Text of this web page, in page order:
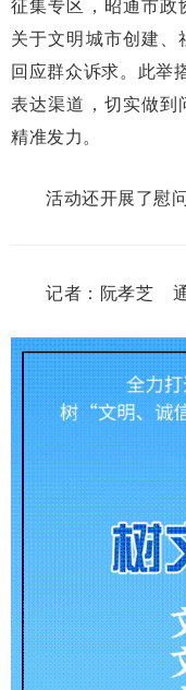
征集专区，昭通市
关于文明城市创建
回应群众诉求。此举
表达渠道，切实做
精准发力。
活动还开展了慰
记者：阮孝芝